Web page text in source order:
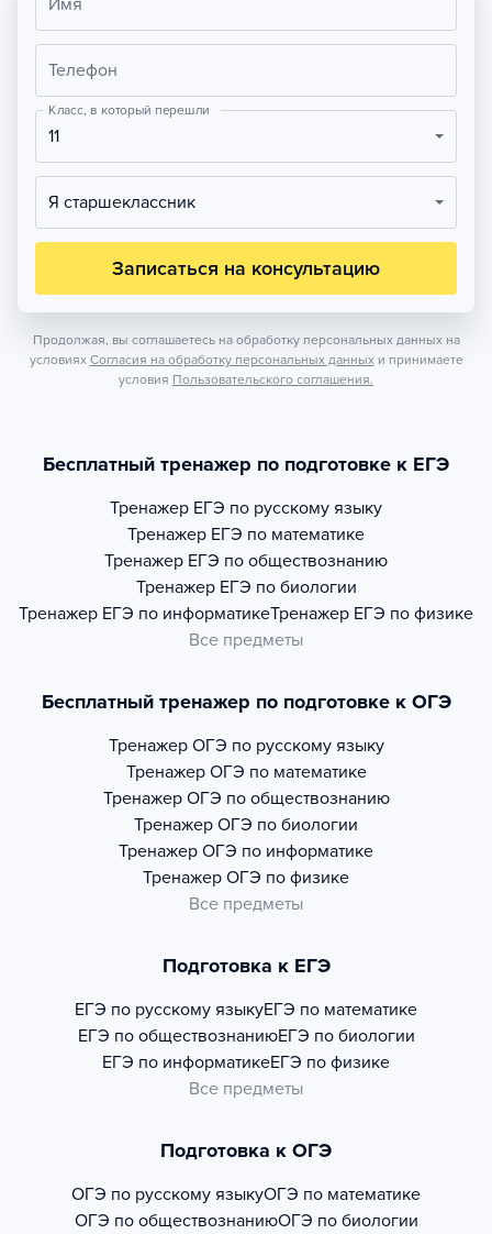
Имя
Телефон
Класс, в который перешли
11
Я старшеклассник
Записаться на консультацию
Продолжая, вы соглашаетесь на обработку персональных данных на
условиях Согласия на обработку персональных данных и принимаете
условия Пользовательского соглашения.
Бесплатный тренажер по подготовке к ЕГЭ
Тренажер ЕГЭ по русскому языку
Тренажер ЕГЭ по математике
Тренажер ЕГЭ по обществознанию
Тренажер ЕГЭ по биологии
Тренажер ЕГЭ по информатикеТренажер ЕГЭ по физике
Все предметы
Бесплатный тренажер по подготовке к ОГЭ
Тренажер ОГЭ по русскому языку
Тренажер ОГЭ по математике
Тренажер ОГЭ по обществознанию
Тренажер ОГЭ по биологии
Тренажер ОГЭ по информатике
Тренажер ОГЭ по физике
Все предметы
Подготовка к ЕГЭ
ЕГЭ по русскому языкуЕГЭ по математике
ЕГЭ по обществознаниюЕГЭ по биологии
ЕГЭ по информатикеЕГЭ по физике
Все предметы
Подготовка к ОГЭ
ОГЭ по русскому языкуОГЭ по математике
ОГЭ по обществознаниюОГЭ по биологии